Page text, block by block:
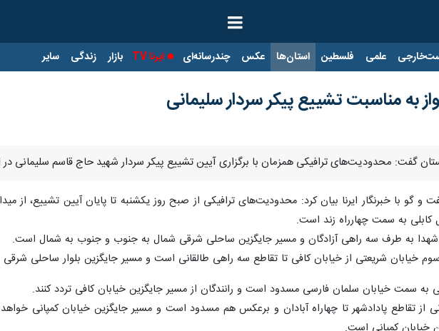
علمی فلسطین استان‌ها عکس چندرسانه‌ای ایرنا TV بازار زندگی سایر
به مناسبت تشییع پیکر سردار سلیمانی